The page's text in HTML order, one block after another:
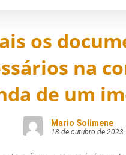
os
na
de um
Mario Solimene
18 de outubro de 2023